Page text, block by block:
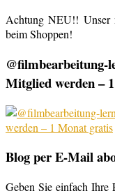
Achtung NEU!! Unser
beim Shoppen!
@filmbearbeitung-
Mitglied werden –
Blog per E-Mail
Geben Sie einfach